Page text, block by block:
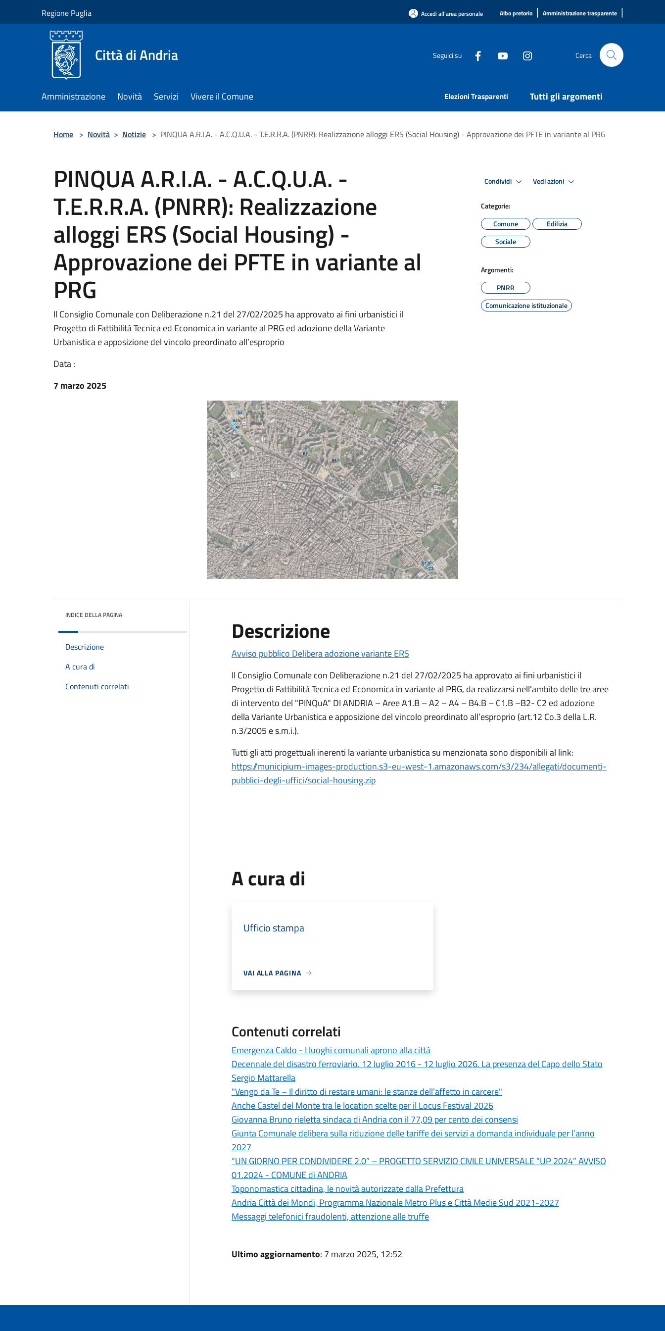
Regione Puglia Accedi all'area personale Albo pretorio | Amministrazione trasparente |
Città di Andria Seguici su Cerca
Amministrazione Novità Servizi Vivere il Comune Elezioni Trasparenti Tutti gli argomenti
Home > Novità > Notizie > PINQUA A.R.I.A. - A.C.Q.U.A. - T.E.R.R.A. (PNRR): Realizzazione alloggi ERS (Social Housing) - Approvazione dei PFTE in variante al PRG
PINQUA A.R.I.A. - A.C.Q.U.A. -
T.E.R.R.A. (PNRR): Realizzazione
alloggi ERS (Social Housing) -
Approvazione dei PFTE in variante al
PRG
Il Consiglio Comunale con Deliberazione n.21 del 27/02/2025 ha approvato ai fini urbanistici il
Progetto di Fattibilità Tecnica ed Economica in variante al PRG ed adozione della Variante
Urbanistica e apposizione del vincolo preordinato all’esproprio
Data :
7 marzo 2025
Condividi Vedi azioni
Categorie:
Comune
Edilizia
Sociale
Argomenti:
PNRR
Comunicazione istituzionale
INDICE DELLA PAGINA
Descrizione
A cura di
Contenuti correlati
Descrizione
Avviso pubblico Delibera adozione variante ERS
Il Consiglio Comunale con Deliberazione n.21 del 27/02/2025 ha approvato ai fini urbanistici il
Progetto di Fattibilità Tecnica ed Economica in variante al PRG, da realizzarsi nell'ambito delle tre aree
di intervento del "PINQuA" DI ANDRIA – Aree A1.B – A2 – A4 – B4.B – C1.B –B2- C2 ed adozione
della Variante Urbanistica e apposizione del vincolo preordinato all’esproprio (art.12 Co.3 della L.R.
n.3/2005 e s.m.i.).
Tutti gli atti progettuali inerenti la variante urbanistica su menzionata sono disponibili al link:
https://municipium-images-production.s3-eu-west-1.amazonaws.com/s3/234/allegati/documenti-
pubblici-degli-uffici/social-housing.zip
A cura di
Ufficio stampa
VAI ALLA PAGINA
Contenuti correlati
Emergenza Caldo - I luoghi comunali aprono alla città
Decennale del disastro ferroviario. 12 luglio 2016 - 12 luglio 2026. La presenza del Capo dello Stato
Sergio Mattarella
"Vengo da Te – Il diritto di restare umani: le stanze dell’affetto in carcere"
Anche Castel del Monte tra le location scelte per il Locus Festival 2026
Giovanna Bruno rieletta sindaca di Andria con il 77,09 per cento dei consensi
Giunta Comunale delibera sulla riduzione delle tariffe dei servizi a domanda individuale per l’anno
2027
“UN GIORNO PER CONDIVIDERE 2.0” – PROGETTO SERVIZIO CIVILE UNIVERSALE “UP 2024” AVVISO
01.2024 - COMUNE di ANDRIA
Toponomastica cittadina, le novità autorizzate dalla Prefettura
Andria Città dei Mondi, Programma Nazionale Metro Plus e Città Medie Sud 2021-2027
Messaggi telefonici fraudolenti, attenzione alle truffe
Ultimo aggiornamento: 7 marzo 2025, 12:52